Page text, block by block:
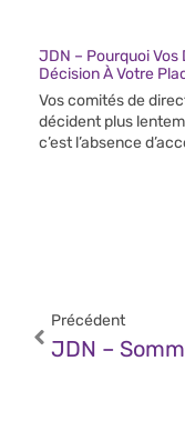
JDN – Pourquoi
Décision À Votre
Vos comités de
décident plus
c’est l’absence
Précédent